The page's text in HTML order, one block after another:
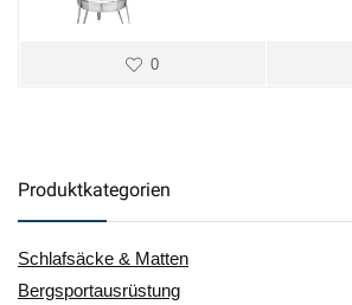
0
Produktkategorien
Schlafsäcke & Matten
Bergsportausrüstung